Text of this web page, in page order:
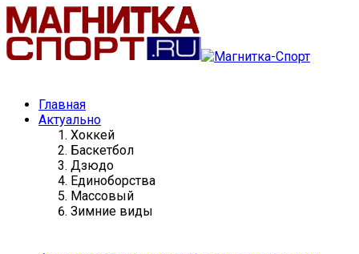
Главная
Актуально
Хоккей
Баскетбол
Дзюдо
Единоборства
Массовый
Зимние виды